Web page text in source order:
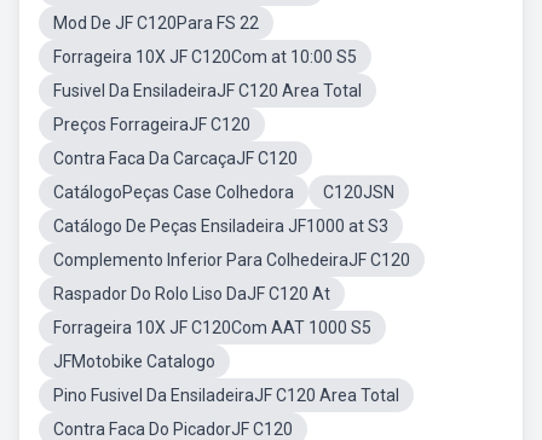
Mod De JF C120Para FS 22
Forrageira 10X JF C120Com at 10:00 S5
Fusivel Da EnsiladeiraJF C120 Area Total
Preços ForrageiraJF C120
Contra Faca Da CarcaçaJF C120
CatálogoPeças Case Colhedora
C120JSN
Catálogo De Peças Ensiladeira JF1000 at S3
Complemento Inferior Para ColhedeiraJF C120
Raspador Do Rolo Liso DaJF C120 At
Forrageira 10X JF C120Com AAT 1000 S5
JFMotobike Catalogo
Pino Fusivel Da EnsiladeiraJF C120 Area Total
Contra Faca Do PicadorJF C120